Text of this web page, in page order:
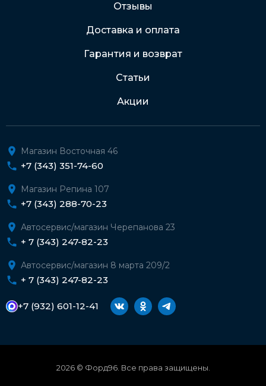
Отзывы
Доставка и оплата
Гарантия и возврат
Статьи
Акции
Магазин Восточная 46
+7 (343) 351-74-60
Магазин Репина 107
+7 (343) 288-70-23
Автосервис/магазин Черепанова 23
+ 7 (343) 247-82-23
Автосервис/магазин 8 марта 209/2
+ 7 (343) 247-82-23
+7 (932) 601-12-41
2026 © Форд96. Все права защищены.